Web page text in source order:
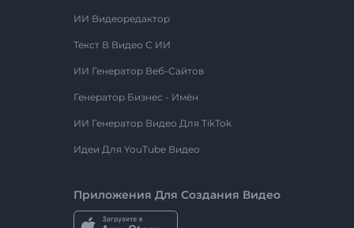
ИИ Видеоредактор
Текст В Видео С ИИ
ИИ Генератор Веб-Сайтов
Генератор Бизнес - Имён
ИИ Генератор Видео Для TikTok
Идеи Для YouTube Видео
Приложения Для Создания Видео